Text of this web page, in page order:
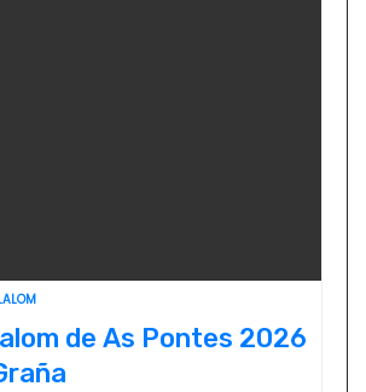
de As Pontes 2026